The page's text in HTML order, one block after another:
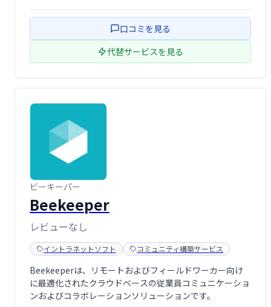
ることで、経営陣がコンテンツと戦略により集中できるよ
口コミを見る
代替サービスを見る
ビーキーパー
Beekeeper
レビューなし
イントラネットソフト コミュニティ構築サービス
Beekeeperは、リモートおよびフィールドワーカー向け
に最適化されたクラウドベースの従業員コミュニケーショ
ンおよびコラボレーションソリューションです。